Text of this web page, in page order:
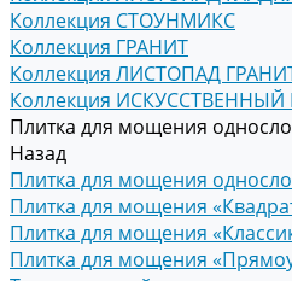
Коллекция СТОУНМИКС
Коллекция ГРАНИТ
Коллекция ЛИСТОПАД
Коллекция
Плитка для мощения
Назад
Плитка для мощения
Плитка для мощения
Плитка для мощения
Плитка для мощения